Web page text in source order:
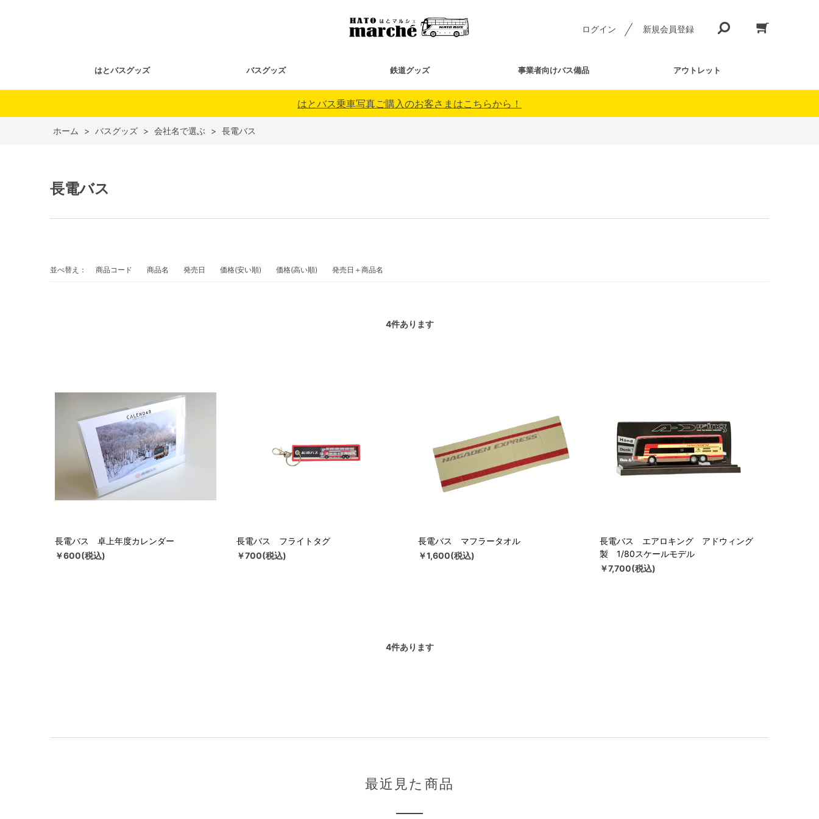
ログイン 新規会員登録
はとバスグッズ バスグッズ 鉄道グッズ 事業者向けバス備品 アウトレット
はとバス乗車写真ご購入のお客さまはこちらから！
ホーム > バスグッズ > 会社名で選ぶ > 長電バス
長電バス
並べ替え： 商品コード 商品名 発売日 価格(安い順) 価格(高い順) 発売日＋商品名
4件あります
長電バス 卓上年度カレンダー
￥600(税込)
長電バス フライトタグ
￥700(税込)
長電バス マフラータオル
￥1,600(税込)
長電バス エアロキング アドウィング
製 1/80スケールモデル
￥7,700(税込)
4件あります
最近見た商品